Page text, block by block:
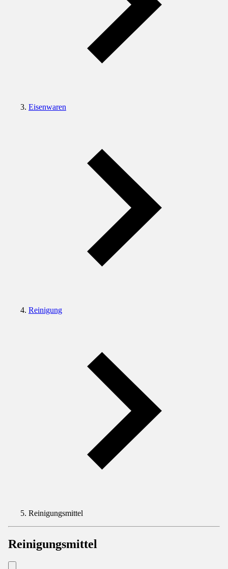
Eisenwaren
Reinigung
Reinigungsmittel
Reinigungsmittel